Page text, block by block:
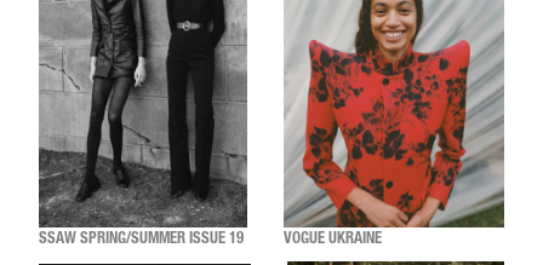
SSAW SPRING/SUMMER ISSUE 19 VOGUE UKRAINE